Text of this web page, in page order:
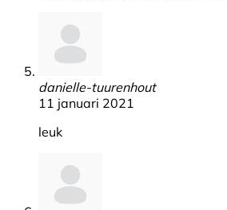
danielle-tuurenhout
11 januari 2021
leuk